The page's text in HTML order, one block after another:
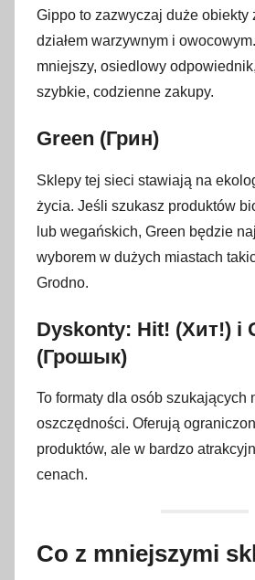
Gippo to zazwyczaj duże obiekty
działem warzywnym i
mniejszy, osiedlowy
szybkie, codzienne zakupy.
Green (Грин)
Sklepy tej sieci stawiają na
życia. Jeśli szukasz produktów
lub wegańskich, Green będzie
wyborem w dużych miastach
Grodno.
Dyskonty: Hit! (Хит!) i
(Грошык)
To formaty dla osób szukających
oszczędności. Oferują
produktów, ale w bardzo
cenach.
Co z mniejszymi